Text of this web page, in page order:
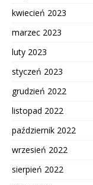
kwiecień 2023
marzec 2023
luty 2023
styczeń 2023
grudzień 2022
listopad 2022
październik 2022
wrzesień 2022
sierpień 2022